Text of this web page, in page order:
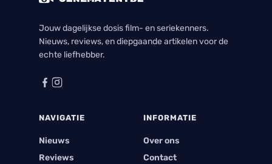
Jouw dagelijkse dosis film- en seriekenners.
Nieuws, reviews, en diepgaande artikelen voor de
echte liefhebber.
NAVIGATIE
Nieuws
Reviews
INFORMATIE
Over ons
Contact